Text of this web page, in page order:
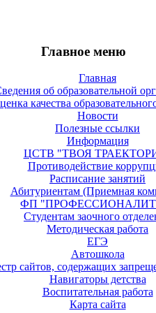
Главное меню
Главная
об образовательной
качества
Новости
Полезные ссылки
Информация
ЦСТВ "ТВОЯ
Противодействие
Расписание занятий
Абитуриентам (Приемная
ФП
Студентам заочного
Методическая работа
ЕГЭ
Автошкола
сайтов, содержащих
Навигаторы детства
Воспитательная работа
Карта сайта